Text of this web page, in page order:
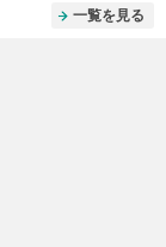
一覧を見る